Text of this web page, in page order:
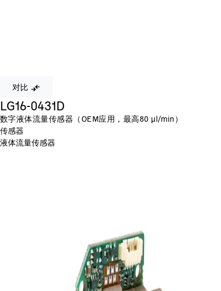
对比
LG16-0431D
数字液体流量传感器（OEM应用，最高80 µl/min）
传感器
液体流量传感器